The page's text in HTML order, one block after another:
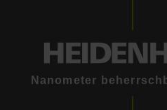
Nanometer